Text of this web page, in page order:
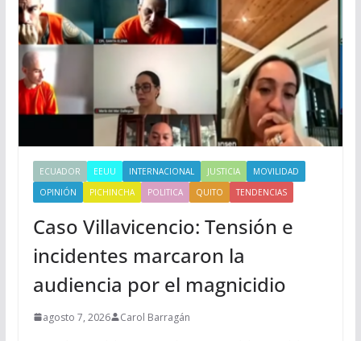
ECUADOR EEUU INTERNACIONAL JUSTICIA
MOVILIDAD
OPINIÓN
PICHINCHA POLITICA QUITO TENDENCIAS
Caso Villavicencio: Tensión e
incidentes marcaron la
audiencia por el magnicidio
agosto 7, 2026 Carol Barragán